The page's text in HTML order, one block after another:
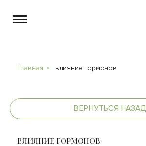
Главная влияние гормонов
ВЕРНУТЬСЯ НАЗАД
ВЛИЯНИЕ ГОРМОНОВ